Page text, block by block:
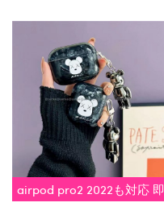
airpod pro2 2022も対応 即